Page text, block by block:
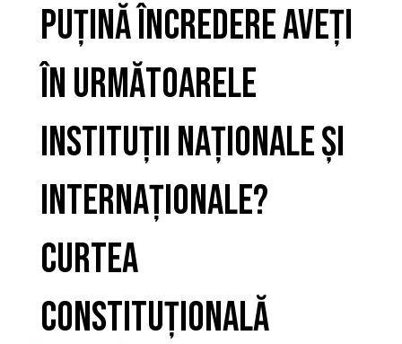
puțină încredere aveți
în următoarele
instituții naționale și
internaționale?
Curtea
Constituțională